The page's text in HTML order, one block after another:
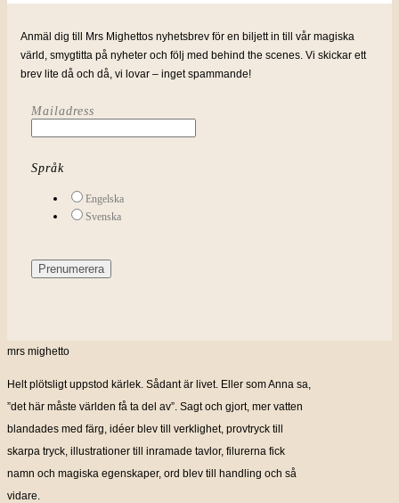
Anmäl dig till Mrs Mighettos nyhetsbrev för en biljett in till vår magiska
värld, smygtitta på nyheter och följ med behind the scenes. Vi skickar ett
brev lite då och då, vi lovar – inget spammande!
Mailadress
Språk
Engelska
Svenska
mrs mighetto
Helt plötsligt uppstod kärlek. Sådant är livet. Eller som Anna sa,
”det här måste världen få ta del av”. Sagt och gjort, mer vatten
blandades med färg, idéer blev till verklighet, provtryck till
skarpa tryck, illustrationer till inramade tavlor, filurerna fick
namn och magiska egenskaper, ord blev till handling och så
vidare.